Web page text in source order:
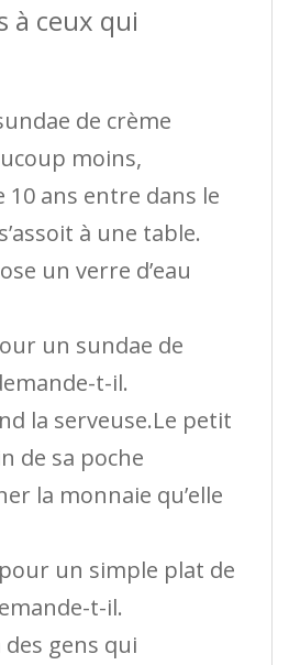
à ceux qui
de crème
moins,
ans entre dans le
à une table.
un verre d’eau
un sundae de
t-il.
la serveuse.Le petit
de sa poche
la monnaie qu’elle
un simple plat de
t-il.
gens qui